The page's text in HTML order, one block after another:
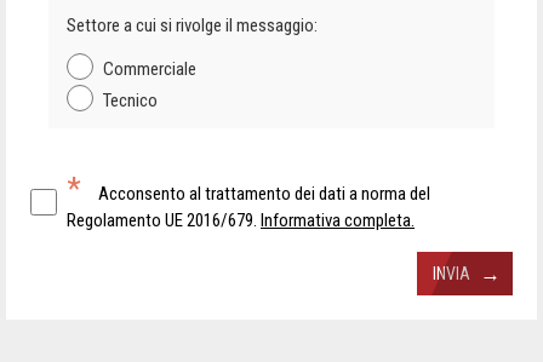
Settore a cui si rivolge il messaggio:
Commerciale
Tecnico
*
Acconsento al trattamento dei dati a norma del
Regolamento UE 2016/679. Informativa completa.
INVIA →